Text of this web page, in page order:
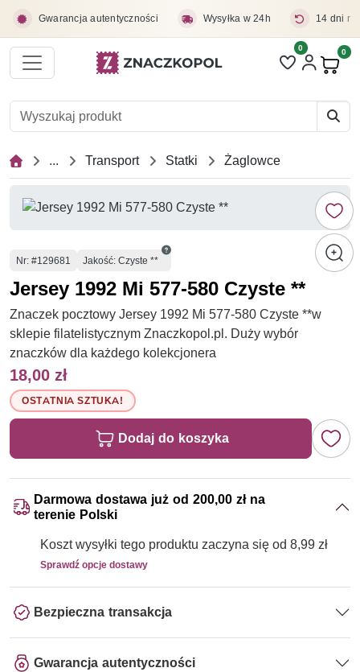
Gwarancja autentyczności Wysyłka w 24h 14 dni
Liczba pozycji
0 0
... Transport Statki Żaglowce
Numer
Nr: #129681 Jakość: Czyste **
Jersey 1992 Mi 577-580 Czyste **
Znaczek pocztowy Jersey 1992 Mi 577-580 Czyste **w
sklepie filatelistycznym Znaczkopol.pl. Duży wybór
znaczków dla każdego kolekcjonera
18,00 zł
OSTATNIA SZTUKA!
Dodaj do koszyka
Darmowa dostawa już od 200,00 zł na
terenie Polski
Koszt wysyłki tego produktu zaczyna się od 8,99 zł
Sprawdź opcje dostawy
Bezpieczna transakcja
Gwarancja autentyczności